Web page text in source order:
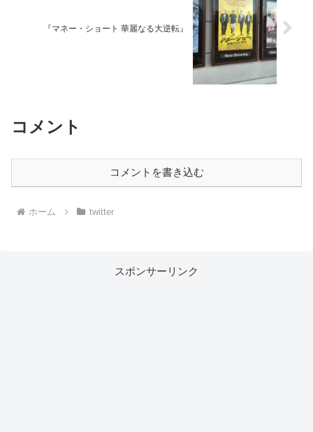
『マネー・ショート 華麗なる大逆転』
コメント
コメントを書き込む
ホーム twitter
スポンサーリンク